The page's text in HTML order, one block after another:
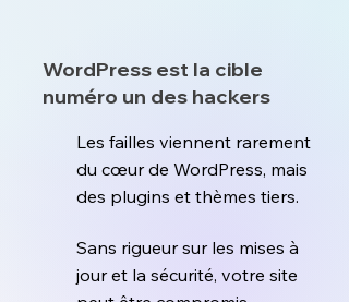
WordPress est la cible
numéro un des hackers
Les failles viennent rarement
du cœur de WordPress, mais
des plugins et thèmes tiers.
Sans rigueur sur les mises à
jour et la sécurité, votre site